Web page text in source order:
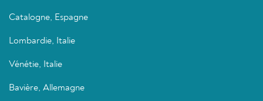
Catalogne, Espagne
Lombardie, Italie
Vénétie, Italie
Bavière, Allemagne